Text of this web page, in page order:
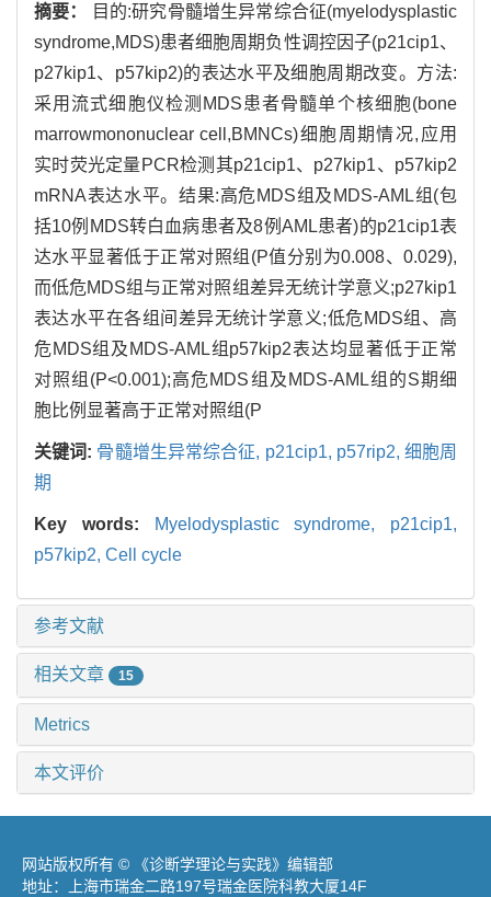
摘要：
目的:研究骨髓增生异常综合征(myelodysplastic
syndrome,MDS)患者细胞周期负性调控因子(p21cip1、
p27kip1、p57kip2)的表达水平及细胞周期改变。方法:
采用流式细胞仪检测MDS患者骨髓单个核细胞(bone
marrowmononuclear cell,BMNCs)细胞周期情况,应用
实时荧光定量PCR检测其p21cip1、p27kip1、p57kip2
mRNA表达水平。结果:高危MDS组及MDS-AML组(包
括10例MDS转白血病患者及8例AML患者)的p21cip1表
达水平显著低于正常对照组(P值分别为0.008、0.029),
而低危MDS组与正常对照组差异无统计学意义;p27kip1
表达水平在各组间差异无统计学意义;低危MDS组、高
危MDS组及MDS-AML组p57kip2表达均显著低于正常
对照组(P<0.001);高危MDS组及MDS-AML组的S期细
胞比例显著高于正常对照组(P
关键词: 骨髓增生异常综合征, p21cip1, p57rip2, 细胞周
期
Key words: Myelodysplastic syndrome, p21cip1,
p57kip2, Cell cycle
参考文献
相关文章 15
Metrics
本文评价
网站版权所有 © 《诊断学理论与实践》编辑部
地址：上海市瑞金二路197号瑞金医院科教大厦14F